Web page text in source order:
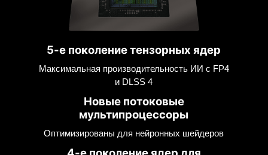
5-е поколение тензорных ядер
Максимальная производительность ИИ с FP4
и DLSS 4
Новые потоковые
мультипроцессоры
Оптимизированы для нейронных шейдеров
4-е поколение ядер для